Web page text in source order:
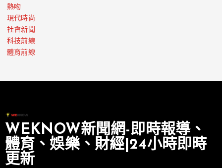
熱吻
現代時尚
社會新聞
科技前線
體育前線
WEKNOW新聞網-即時報導、
體育、娛樂、財經|24小時即時
更新